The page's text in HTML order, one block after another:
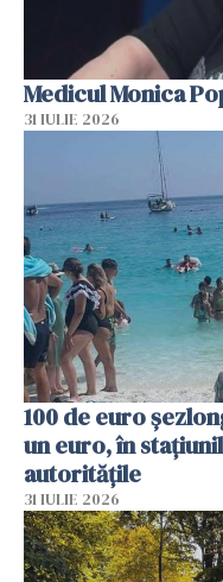
Medicul Monica
31 IULIE 2026
100 de euro
un euro, în
autoritățile
31 IULIE 2026